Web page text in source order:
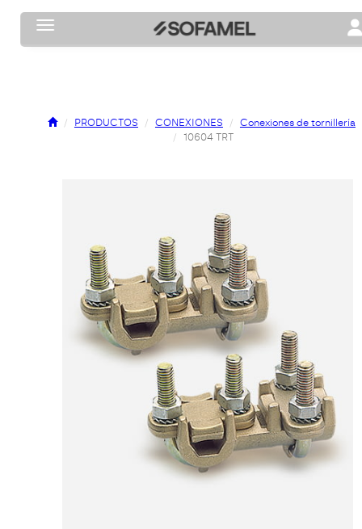
Toggle navigation
PRODUCTOS CONEXIONES
Conexiones de tornillería
10604 TRT